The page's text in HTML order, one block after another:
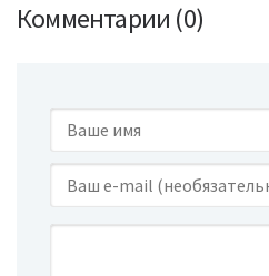
Комментарии (0)